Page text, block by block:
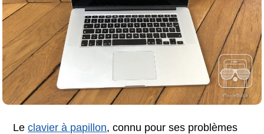
Leclavier à papillon, connu pour ses problèmes